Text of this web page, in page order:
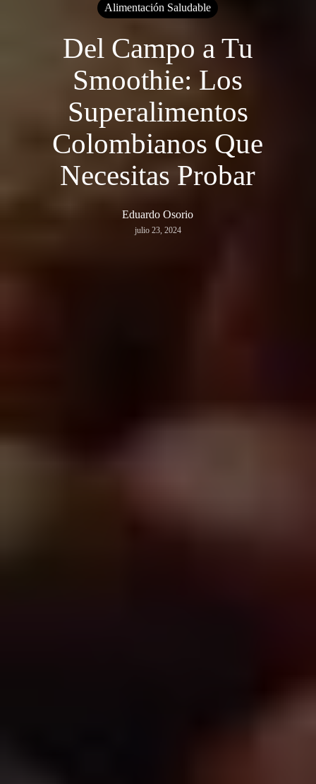
Alimentación Saludable
Del Campo a Tu
Smoothie: Los
Superalimentos
Colombianos Que
Necesitas Probar
Eduardo Osorio
julio 23, 2024